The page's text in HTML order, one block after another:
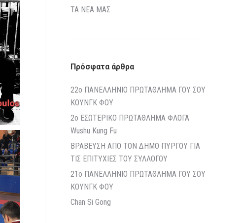
ΤΑ ΝΕΑ ΜΑΣ
Πρόσφατα άρθρα
22o ΠΑΝΕΛΛΗΝΙΟ ΠΡΩΤΑΘΛΗΜΑ ΓΟΥ ΣΟΥ
ΚΟΥΝΓΚ ΦΟΥ
2ο ΕΣΩΤΕΡΙΚΟ ΠΡΩΤΑΘΛΗΜΑ ΦΛΟΓΑ
Wushu Kung Fu
ΒΡΑΒΕΥΣΗ ΑΠΟ ΤΟΝ ΔΗΜΟ ΠΥΡΓΟΥ ΓΙΑ
ΤΙΣ ΕΠΙΤΥΧΙΕΣ ΤΟΥ ΣΥΛΛΟΓΟΥ
21o ΠΑΝΕΛΛΗΝΙΟ ΠΡΩΤΑΘΛΗΜΑ ΓΟΥ ΣΟΥ
ΚΟΥΝΓΚ ΦΟΥ
Chan Si Gong